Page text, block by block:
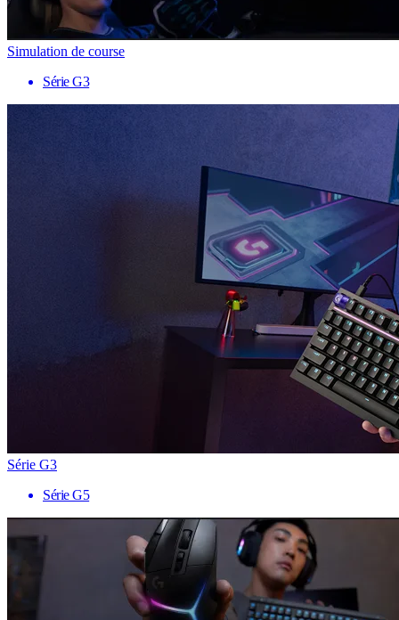
Simulation de course
Série G3
Série G3
Série G5